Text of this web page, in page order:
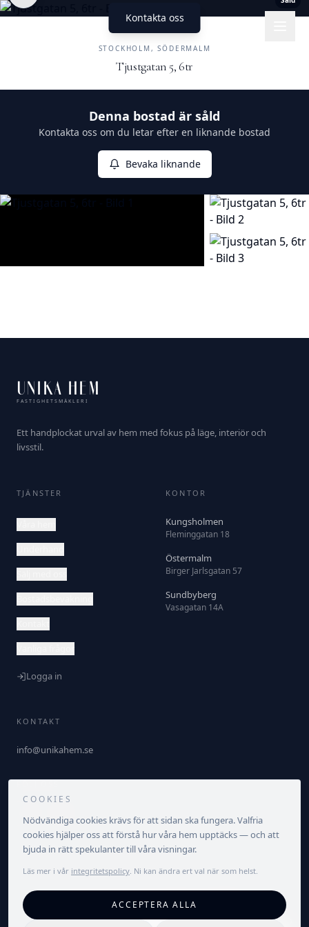
Kontakta oss
STOCKHOLM, SÖDERMALM
Tjustgatan 5, 6tr
Denna bostad är såld
Kontakta oss om du letar efter en liknande bostad
Bevaka liknande
UNIKA HEM
FASTIGHETSMÄKLERI
Ett handplockat urval av hem med fokus på läge, interiör och
livsstil.
TJÄNSTER
Logga in
KONTOR
Kungsholmen
Fleminggatan 18
Östermalm
Birger Jarlsgatan 57
Sundbyberg
Vasagatan 14A
KONTAKT
info@unikahem.se
IntegritetspolicyVillkorCookieinställningar
COOKIES
Nödvändiga cookies krävs för att sidan ska fungera. Valfria
cookies hjälper oss att förstå hur våra hem upptäcks — och att
bjuda in rätt spekulanter till våra visningar.
Läs mer i vår integritetspolicy. Ni kan ändra ert val när som helst.
ACCEPTERA ALLA